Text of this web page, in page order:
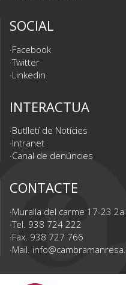
SOCIAL
Facebook
Twitter
Linkedin
INTERACTUA
Butlletí de Notícies
Intranet
Canal de denúncies
CONTACTE
Muralla del carme 17-23 2a
Tel. 938 724 222
Fax. 938 727 766
Mail.